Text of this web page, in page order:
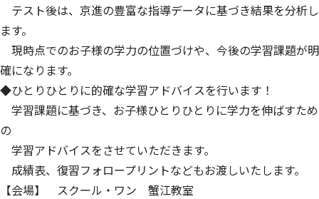
テスト後は、京進の豊富な指導データに基づき結果を分析し
ます。
現時点でのお子様の学力の位置づけや、今後の学習課題が明
確になります。
◆ひとりひとりに的確な学習アドバイスを行います！
学習課題に基づき、お子様ひとりひとりに学力を伸ばすため
の
学習アドバイスをさせていただきます。
成績表、復習フォロープリントなどもお渡しいたします。
【会場】 スクール・ワン 蟹江教室